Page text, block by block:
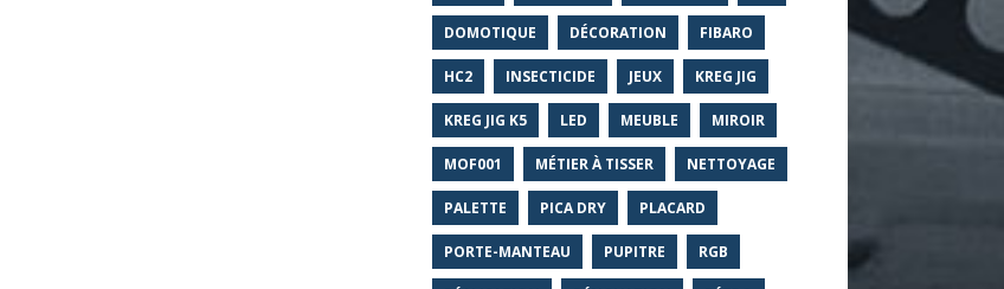
DOMOTIQUE DÉCORATION FIBARO
HC2 INSECTICIDE JEUX KREG JIG
KREG JIG K5 LED MEUBLE MIROIR
MOF001 MÉTIER À TISSER NETTOYAGE
PALETTE PICA DRY PLACARD
PORTE-MANTEAU PUPITRE RGB